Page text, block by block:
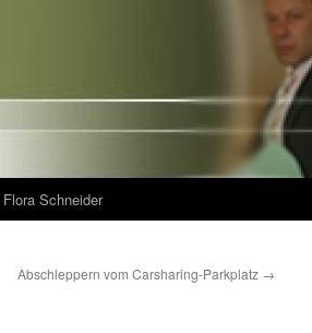
Schneider
Abschleppern vom Carsharing-Parkplatz →